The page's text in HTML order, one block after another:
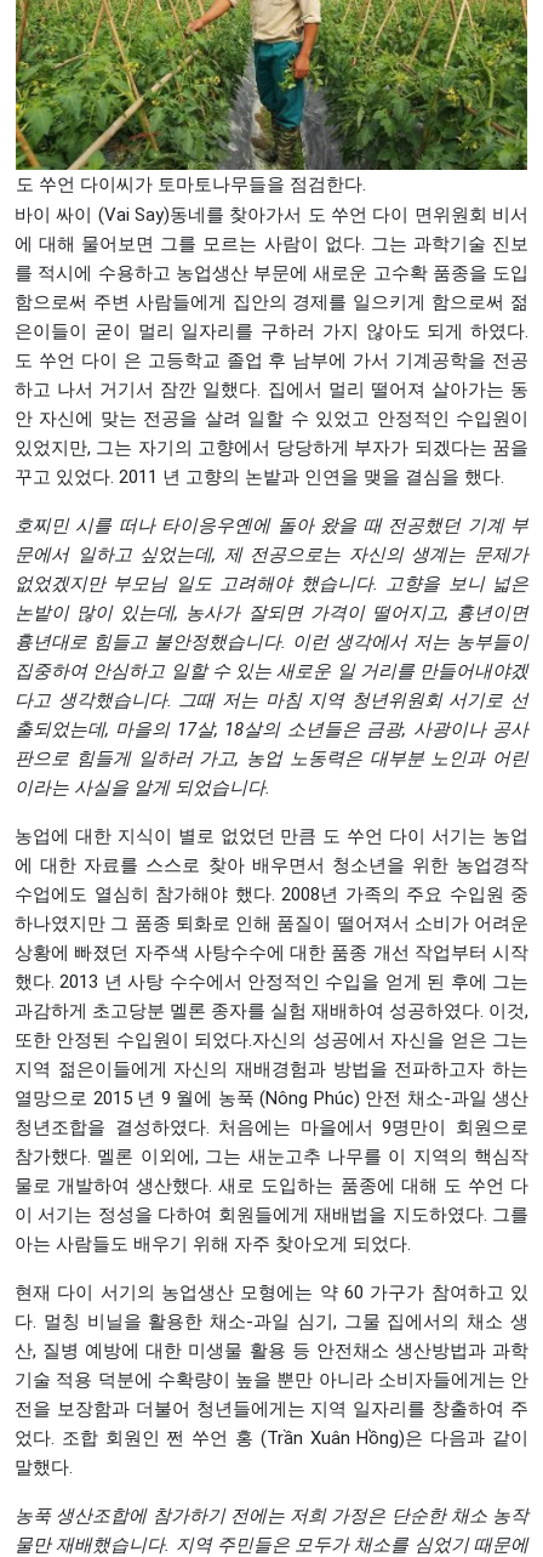
도 쑤언 다이씨가 토마토나무들을 점검한다.
바이 싸이 (Vai Say)동네를 찾아가서 도 쑤언 다이 면위원회 비서
에 대해 물어보면 그를 모르는 사람이 없다. 그는 과학기술 진보
를 적시에 수용하고 농업생산 부문에 새로운 고수확 품종을 도입
함으로써 주변 사람들에게 집안의 경제를 일으키게 함으로써 젊
은이들이 굳이 멀리 일자리를 구하러 가지 않아도 되게 하였다.
도 쑤언 다이 은 고등학교 졸업 후 남부에 가서 기계공학을 전공
하고 나서 거기서 잠깐 일했다. 집에서 멀리 떨어져 살아가는 동
안 자신에 맞는 전공을 살려 일할 수 있었고 안정적인 수입원이
있었지만, 그는 자기의 고향에서 당당하게 부자가 되겠다는 꿈을
꾸고 있었다. 2011 년 고향의 논밭과 인연을 맺을 결심을 했다.
호찌민 시를 떠나 타이응우옌에 돌아 왔을 때 전공했던 기계 부
문에서 일하고 싶었는데, 제 전공으로는 자신의 생계는 문제가
없었겠지만 부모님 일도 고려해야 했습니다. 고향을 보니 넓은
논밭이 많이 있는데, 농사가 잘되면 가격이 떨어지고, 흉년이면
흉년대로 힘들고 불안정했습니다. 이런 생각에서 저는 농부들이
집중하여 안심하고 일할 수 있는 새로운 일 거리를 만들어내야겠
다고 생각했습니다. 그때 저는 마침 지역 청년위원회 서기로 선
출되었는데, 마을의17살, 18살의 소년들은 금광, 사광이나 공사
판으로 힘들게 일하러 가고, 농업 노동력은 대부분 노인과 어린
이라는 사실을 알게 되었습니다.
농업에 대한 지식이 별로 없었던 만큼 도 쑤언 다이 서기는 농업
에 대한 자료를 스스로 찾아 배우면서 청소년을 위한 농업경작
수업에도 열심히 참가해야 했다. 2008년 가족의 주요 수입원 중
하나였지만 그 품종 퇴화로 인해 품질이 떨어져서 소비가 어려운
상황에 빠졌던 자주색 사탕수수에 대한 품종 개선 작업부터 시작
했다. 2013 년 사탕 수수에서 안정적인 수입을 얻게 된 후에 그는
과감하게 초고당분 멜론 종자를 실험 재배하여 성공하였다. 이것,
또한 안정된 수입원이 되었다.자신의 성공에서 자신을 얻은 그는
지역 젊은이들에게 자신의 재배경험과 방법을 전파하고자 하는
열망으로 2015 년 9 월에 농푹 (Nông Phúc) 안전 채소-과일 생산
청년조합을 결성하였다. 처음에는 마을에서 9명만이 회원으로
참가했다. 멜론 이외에, 그는 새눈고추 나무를 이 지역의 핵심작
물로 개발하여 생산했다. 새로 도입하는 품종에 대해 도 쑤언 다
이 서기는 정성을 다하여 회원들에게 재배법을 지도하였다. 그를
아는 사람들도 배우기 위해 자주 찾아오게 되었다.
현재 다이 서기의 농업생산 모형에는 약 60 가구가 참여하고 있
다. 멀칭 비닐을 활용한 채소-과일 심기, 그물 집에서의 채소 생
산, 질병 예방에 대한 미생물 활용 등 안전채소 생산방법과 과학
기술 적용 덕분에 수확량이 높을 뿐만 아니라 소비자들에게는 안
전을 보장함과 더불어 청년들에게는 지역 일자리를 창출하여 주
었다. 조합 회원인 쩐 쑤언 홍 (Trần Xuân Hồng)은 다음과 같이
말했다.
농푹 생산조합에 참가하기 전에는 저희 가정은 단순한 채소 농작
물만 재배했습니다. 지역 주민들은 모두가 채소를 심었기 때문에